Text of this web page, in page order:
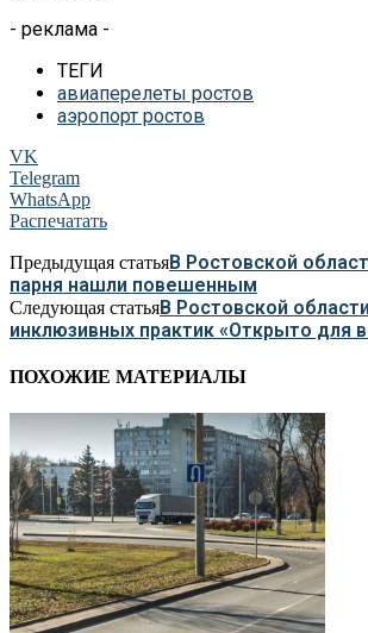
- реклама -
ТЕГИ
авиаперелеты ростов
аэропорт ростов
VK
Telegram
WhatsApp
Распечатать
Предыдущая статьяВ Ростовской
парня нашли повешенным
Следующая статьяВ Ростовской
инклюзивных практик «Открыто для
ПОХОЖИЕ МАТЕРИАЛЫ